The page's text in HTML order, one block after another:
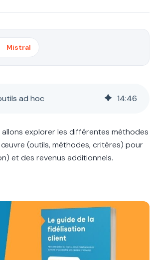
Mistral
ad hoc 14:46
explorer les différentes méthodes
(outils, méthodes, critères) pour
et des revenus additionnels.